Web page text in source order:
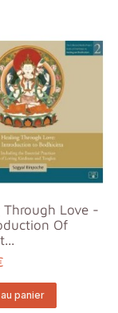
Through Love -
Of
panier